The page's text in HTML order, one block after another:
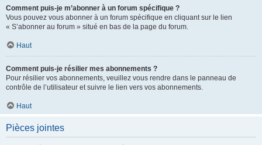
Comment puis-je m’abonner à un forum spécifique ?
Vous pouvez vous abonner à un forum spécifique en cliquant sur le lien
« S’abonner au forum » situé en bas de la page du forum.
Haut
Comment puis-je résilier mes abonnements ?
Pour résilier vos abonnements, veuillez vous rendre dans le panneau de
contrôle de l’utilisateur et suivre le lien vers vos abonnements.
Haut
Pièces jointes